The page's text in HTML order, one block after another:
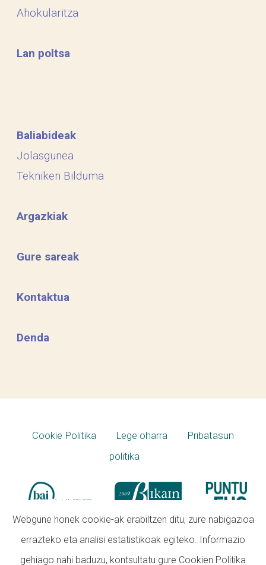
Ahokularitza
Lan poltsa
Baliabideak
Jolasgunea
Tekniken Bilduma
Argazkiak
Gure sareak
Kontaktua
Denda
Cookie Politika Lege oharra
Pribatasun
politika
Webgune honek cookie-ak erabiltzen ditu, zure nabigazioa
errazteko eta analisi estatistikoak egiteko. Informazio
gehiago nahi baduzu, kontsultatu gure Cookien Politika